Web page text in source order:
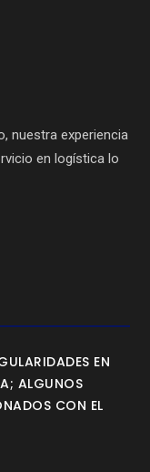
nuestra experiencia
en logística lo
EN
ALGUNOS
CON EL